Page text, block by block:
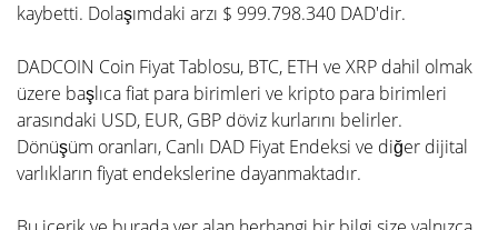
kaybetti. Dolaşımdaki arzı $ 999.798.340 DAD'dir.
DADCOIN Coin Fiyat Tablosu, BTC, ETH ve XRP dahil olmak
üzere başlıca fiat para birimleri ve kripto para birimleri
arasındaki USD, EUR, GBP döviz kurlarını belirler.
Dönüşüm oranları, Canlı DAD Fiyat Endeksi ve diğer dijital
varlıkların fiyat endekslerine dayanmaktadır.